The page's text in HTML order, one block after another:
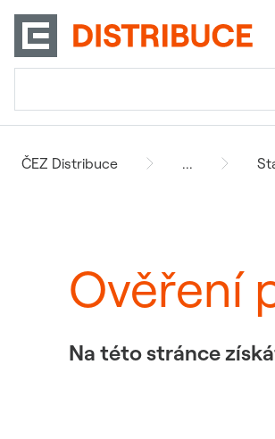
ČEZ Distribuce ...
Ověření
Na této stránce